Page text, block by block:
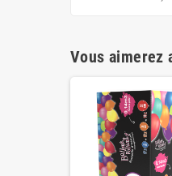
Vous aimerez